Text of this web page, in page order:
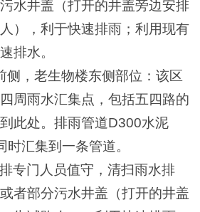
水井盖（打开的井盖旁边安排
），利于快速排雨；利用现有
排水。
侧，老生物楼东侧部位：该区
周雨水汇集点，包括五四路的
此处。排雨管道D300水泥
汇集到一条管道。
专门人员值守，清扫雨水排
者部分污水井盖（打开的井盖